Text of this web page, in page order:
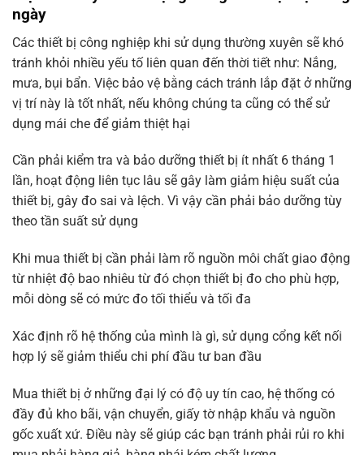
ngày
Các thiết bị công nghiệp khi sử dụng thường xuyên sẽ khó
tránh khỏi nhiều yếu tố liên quan đến thời tiết như: Nắng,
mưa, bụi bẩn. Việc bảo vệ bằng cách tránh lắp đặt ở những
vị trí này là tốt nhất, nếu không chúng ta cũng có thể sử
dụng mái che để giảm thiệt hại
Cần phải kiểm tra và bảo dưỡng thiết bị ít nhất 6 tháng 1
lần, hoạt động liên tục lâu sẽ gây làm giảm hiệu suất của
thiết bị, gây đo sai và lệch. Vì vậy cần phải bảo dưỡng tùy
theo tần suất sử dụng
Khi mua thiết bị cần phải làm rõ nguồn môi chất giao động
từ nhiệt độ bao nhiêu từ đó chọn thiết bị đo cho phù hợp,
mỗi dòng sẽ có mức đo tối thiểu và tối đa
Xác định rõ hệ thống của mình là gì, sử dụng cổng kết nối
hợp lý sẽ giảm thiểu chi phí đầu tư ban đầu
Mua thiết bị ở những đại lý có độ uy tín cao, hệ thống có
đầy đủ kho bãi, vận chuyển, giấy tờ nhập khẩu và nguồn
gốc xuất xứ. Điều này sẽ giúp các bạn tránh phải rủi ro khi